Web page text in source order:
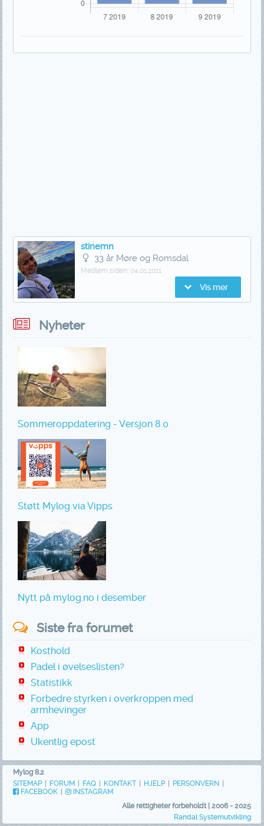
stinemn
33 år Møre og Romsdal
Medlem siden: 04.01.2011
Vis mer
Nyheter
Sommeroppdatering - Versjon 8.0
Støtt Mylog via Vipps
Nytt på mylog.no i desember
Siste fra forumet
Kosthold
Padel i øvelseslisten?
Statistikk
Forbedre styrken i overkroppen med
armhevinger
App
Ukentlig epost
Mylog 8.2
SITEMAP | FORUM | FAQ | KONTAKT | HJELP | PERSONVERN |
FACEBOOK |
INSTAGRAM
Alle rettigheter forbeholdt | 2006 - 2025
Randal Systemutvikling